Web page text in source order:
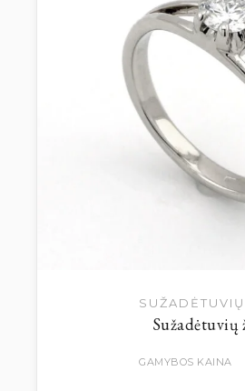
Sužadėtuvių
GAMYBOS KAINA